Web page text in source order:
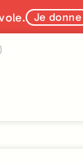
Je donne